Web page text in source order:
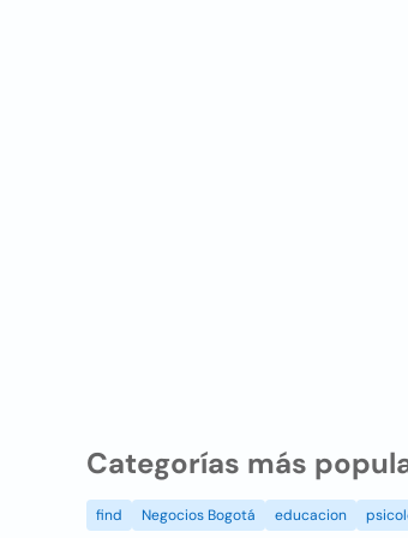
Categorías más
find Negocios Bogotá educacion